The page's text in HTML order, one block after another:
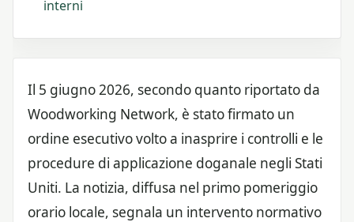
interni
Il 5 giugno 2026, secondo quanto riportato da
Woodworking Network, è stato firmato un
ordine esecutivo volto a inasprire i controlli e le
procedure di applicazione doganale negli Stati
Uniti. La notizia, diffusa nel primo pomeriggio
orario locale, segnala un intervento normativo